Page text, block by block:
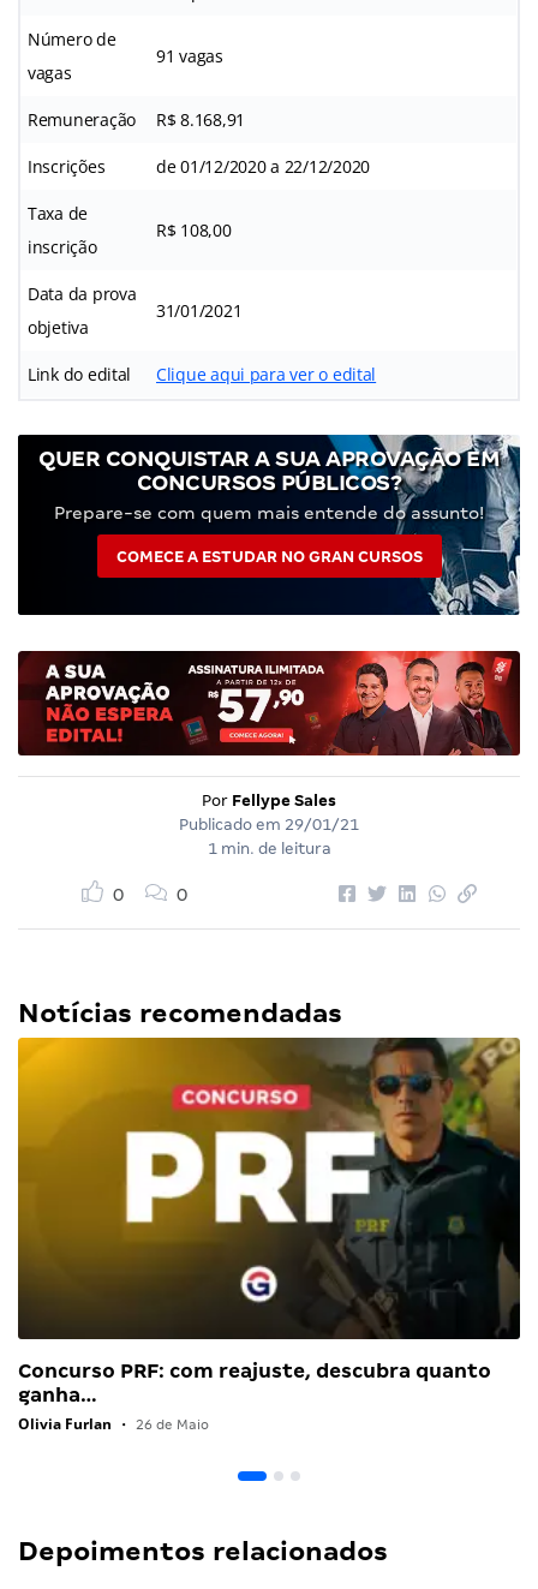
Número de
vagas
91 vagas
Remuneração R$ 8.168,91
Inscrições de 01/12/2020 a 22/12/2020
Taxa de
inscrição
R$ 108,00
Data da prova
objetiva
31/01/2021
Link do edital Clique aqui para ver o edital
QUER CONQUISTAR A SUA APROVAÇÃO EM
CONCURSOS PÚBLICOS?
Prepare-se com quem mais entende do assunto!
COMECE A ESTUDAR NO GRAN CURSOS
Por Fellype Sales
Publicado em 29/01/21
1 min. de leitura
0 0
Notícias recomendadas
Concurso PRF: com reajuste, descubra quanto
ganha…
Olivia Furlan • 26 de Maio
Depoimentos relacionados